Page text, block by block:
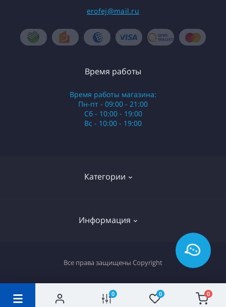
0 0 0
erofej@mail.ru
Категории
Российские сигареты
Информация
Вопрос-ответ
Время работы
Время работы магазина:
Пн-пт - 09:00 - 21:00
Сб - 10:00 - 19:00
Вс - 10:00 - 19:00
Все права защищены Copyright